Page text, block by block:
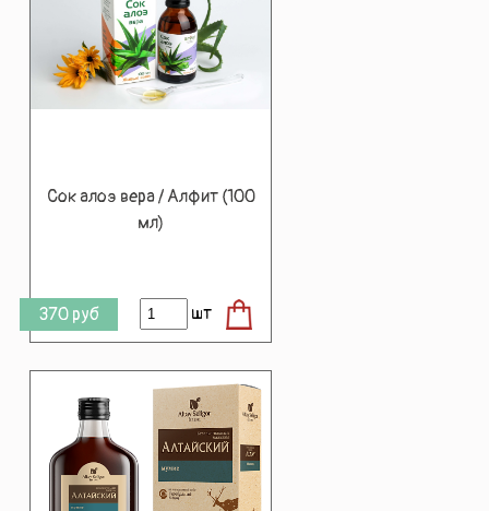
Сок алоэ вера / Алфит (100
мл)
370 руб шт